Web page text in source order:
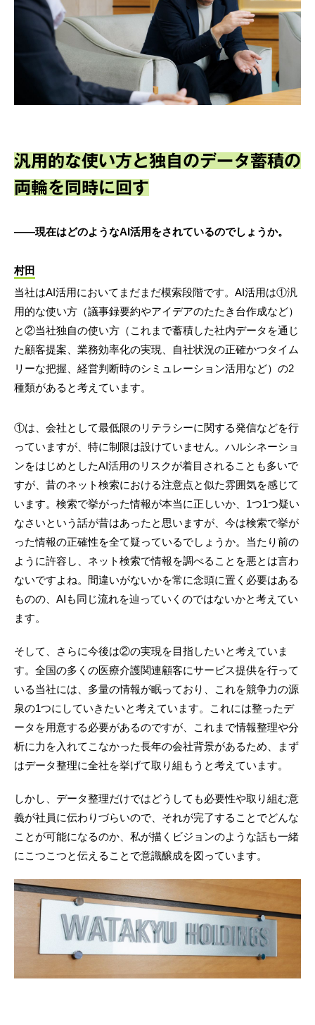
汎用的な使い方と独自のデータ蓄積の
両輪を同時に回す
――現在はどのようなAI活用をされているのでしょうか。
村田
当社はAI活用においてまだまだ模索段階です。AI活用は①汎
用的な使い方（議事録要約やアイデアのたたき台作成など）
と②当社独自の使い方（これまで蓄積した社内データを通じ
た顧客提案、業務効率化の実現、自社状況の正確かつタイム
リーな把握、経営判断時のシミュレーション活用など）の2
種類があると考えています。
①は、会社として最低限のリテラシーに関する発信などを行
っていますが、特に制限は設けていません。ハルシネーショ
ンをはじめとしたAI活用のリスクが着目されることも多いで
すが、昔のネット検索における注意点と似た雰囲気を感じて
います。検索で挙がった情報が本当に正しいか、1つ1つ疑い
なさいという話が昔はあったと思いますが、今は検索で挙が
った情報の正確性を全て疑っているでしょうか。当たり前の
ように許容し、ネット検索で情報を調べることを悪とは言わ
ないですよね。間違いがないかを常に念頭に置く必要はある
ものの、AIも同じ流れを辿っていくのではないかと考えてい
ます。
そして、さらに今後は②の実現を目指したいと考えていま
す。全国の多くの医療介護関連顧客にサービス提供を行って
いる当社には、多量の情報が眠っており、これを競争力の源
泉の1つにしていきたいと考えています。これには整ったデ
ータを用意する必要があるのですが、これまで情報整理や分
析に力を入れてこなかった長年の会社背景があるため、まず
はデータ整理に全社を挙げて取り組もうと考えています。
しかし、データ整理だけではどうしても必要性や取り組む意
義が社員に伝わりづらいので、それが完了することでどんな
ことが可能になるのか、私が描くビジョンのような話も一緒
にこつこつと伝えることで意識醸成を図っています。